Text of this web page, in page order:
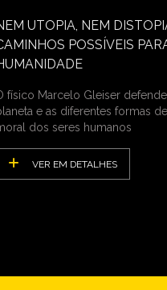
UTOPIA, NEM
POSSÍVEIS
físico Marcelo Gleiser
e as diferentes formas
dos seres humanos
VER EM DETALHES